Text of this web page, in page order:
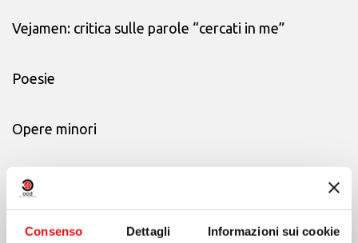
Consenso Dettagli Informazioni sui cookie
Vejamen: critica sulle parole “cercati in me”
Poesie
Opere minori
Spiritualità